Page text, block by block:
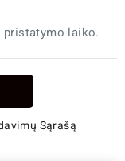
pristatymo laiko.
Sąrašą